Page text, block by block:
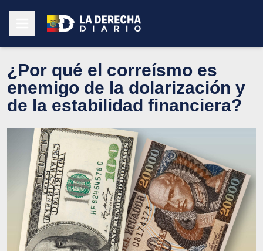
¿Por qué el correísmo es
enemigo de la dolarización y
de la estabilidad financiera?